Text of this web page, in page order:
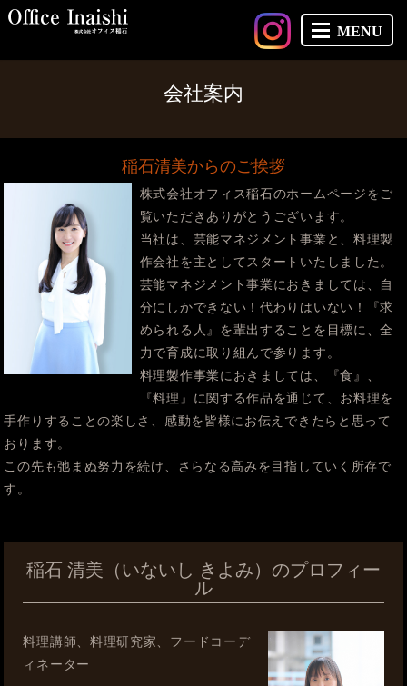
MENU
会社案内
稲石清美からのご挨拶
株式会社オフィス稲石のホームページをご
覧いただきありがとうございます。
当社は、芸能マネジメント事業と、料理製
作会社を主としてスタートいたしました。
芸能マネジメント事業におきましては、自
分にしかできない！代わりはいない！『求
められる人』を輩出することを目標に、全
力で育成に取り組んで参ります。
料理製作事業におきましては、『食』、
『料理』に関する作品を通じて、お料理を
手作りすることの楽しさ、感動を皆様にお伝えできたらと思って
おります。
この先も弛まぬ努力を続け、さらなる高みを目指していく所存で
す。
稲石 清美（いないし きよみ）のプロフィー
ル
料理講師、料理研究家、フードコーデ
ィネーター